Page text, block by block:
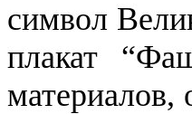
символ
плакат
материалов,